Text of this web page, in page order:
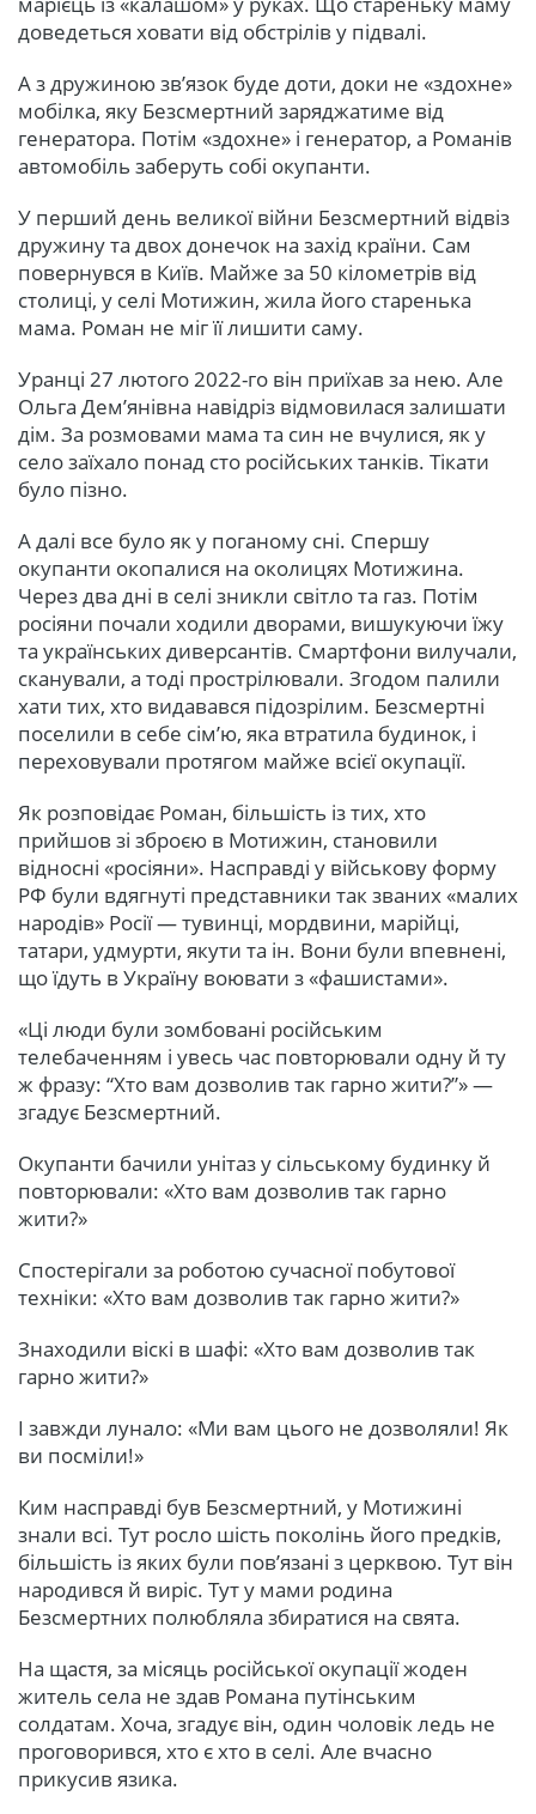
доведеться ховати від обстрілів у підвалі.
А з дружиною зв’язок буде доти, доки не «здохне»
мобілка, яку Безсмертний заряджатиме від
генератора. Потім «здохне» і генератор, а Романів
автомобіль заберуть собі окупанти.
У перший день великої війни Безсмертний відвіз
дружину та двох донечок на захід країни. Сам
повернувся в Київ. Майже за 50 кілометрів від
столиці, у селі Мотижин, жила його старенька
мама. Роман не міг її лишити саму.
Уранці 27 лютого 2022-го він приїхав за нею. Але
Ольга Дем’янівна навідріз відмовилася залишати
дім. За розмовами мама та син не вчулися, як у
село заїхало понад сто російських танків. Тікати
було пізно.
А далі все було як у поганому сні. Спершу
окупанти окопалися на околицях Мотижина.
Через два дні в селі зникли світло та газ. Потім
росіяни почали ходили дворами, вишукуючи їжу
та українських диверсантів. Смартфони вилучали,
сканували, а тоді прострілювали. Згодом палили
хати тих, хто видавався підозрілим. Безсмертні
поселили в себе сім’ю, яка втратила будинок, і
переховували протягом майже всієї окупації.
Як розповідає Роман, більшість із тих, хто
прийшов зі зброєю в Мотижин, становили
відносні «росіяни». Насправді у військову форму
РФ були вдягнуті представники так званих «малих
народів» Росії — тувинці, мордвини, марійці,
татари, удмурти, якути та ін. Вони були впевнені,
що їдуть в Україну воювати з «фашистами».
«Ці люди були зомбовані російським
телебаченням і увесь час повторювали одну й ту
ж фразу: “Хто вам дозволив так гарно жити?”» —
згадує Безсмертний.
Окупанти бачили унітаз у сільському будинку й
повторювали: «Хто вам дозволив так гарно
жити?»
Спостерігали за роботою сучасної побутової
техніки: «Хто вам дозволив так гарно жити?»
Знаходили віскі в шафі: «Хто вам дозволив так
гарно жити?»
І завжди лунало: «Ми вам цього не дозволяли! Як
ви посміли!»
Ким насправді був Безсмертний, у Мотижині
знали всі. Тут росло шість поколінь його предків,
більшість із яких були пов’язані з церквою. Тут він
народився й виріс. Тут у мами родина
Безсмертних полюбляла збиратися на свята.
На щастя, за місяць російської окупації жоден
житель села не здав Романа путінським
солдатам. Хоча, згадує він, один чоловік ледь не
проговорився, хто є хто в селі. Але вчасно
прикусив язика.